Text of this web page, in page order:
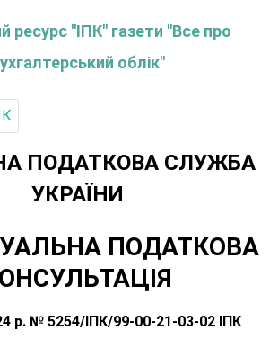
ресурс "ІПК" газети "Все про
облік"
ПОДАТКОВА СЛУЖБА
УКРАЇНИ
ПОДАТКОВА
р. № 5254/ІПК/99-00-21-03-02 ІПК